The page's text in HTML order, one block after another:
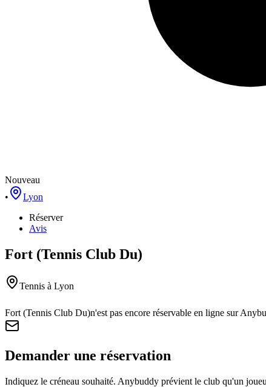
Nouveau
•
Lyon
Réserver
Avis
Fort (Tennis Club Du)
Tennis à Lyon
Fort (Tennis Club Du)n'est pas encore réservable en ligne sur
Demander une réservation
Indiquez le créneau souhaité. Anybuddy prévient le club qu'un